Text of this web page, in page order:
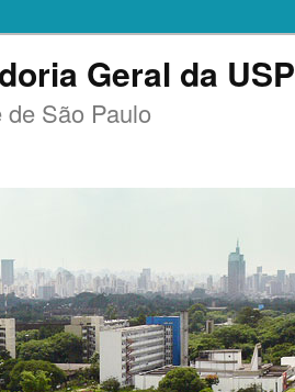
Geral da USP
São Paulo